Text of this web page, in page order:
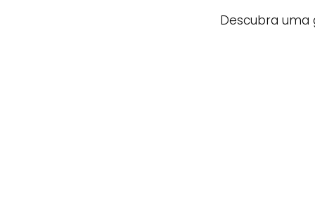
Descubra uma